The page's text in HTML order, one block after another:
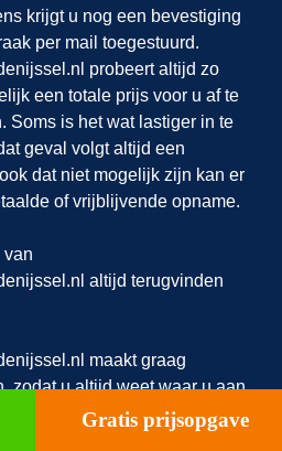
krijgt u nog een bevestiging
per mail toegestuurd.
probeert altijd zo
een totale prijs voor u af te
Soms is het wat lastiger in te
geval volgt altijd een
dat niet mogelijk zijn kan er
of vrijblijvende opname.
van
altijd terugvinden
maakt graag
zodat u altijd weet waar u aan
maken doet u via ons
Gratis prijsopgave